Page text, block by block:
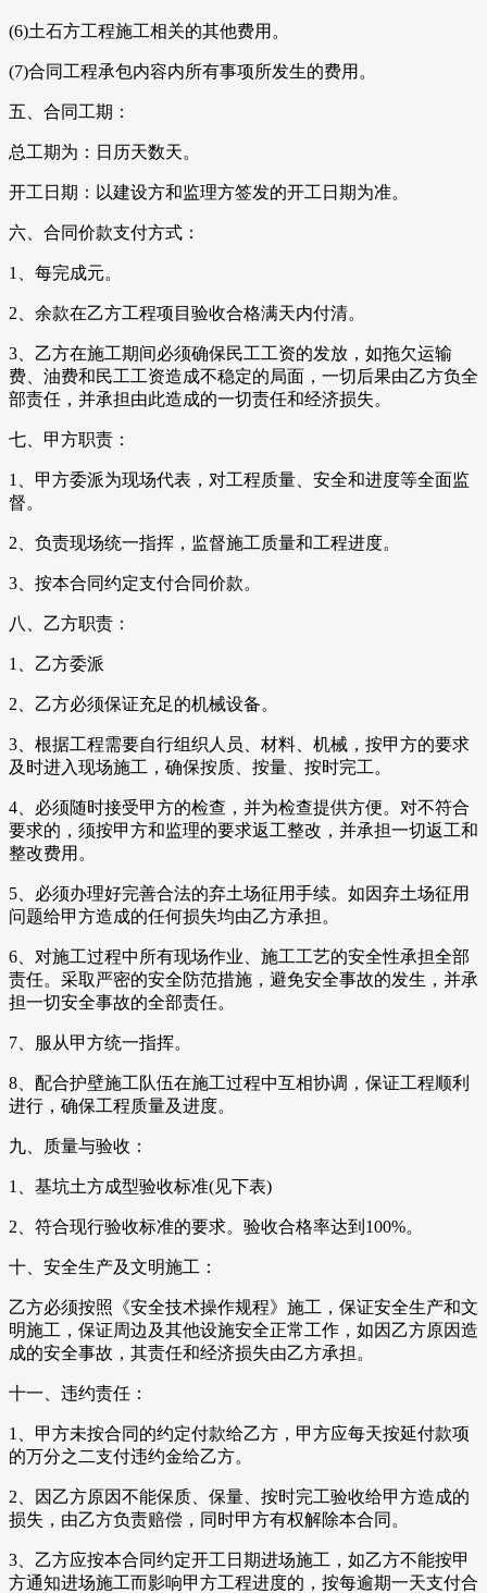
(6)土石方工程施工相关的其他费用。
(7)合同工程承包内容内所有事项所发生的费用。
五、合同工期：
总工期为：日历天数天。
开工日期：以建设方和监理方签发的开工日期为准。
六、合同价款支付方式：
1、每完成元。
2、余款在乙方工程项目验收合格满天内付清。
3、乙方在施工期间必须确保民工工资的发放，如拖欠运输
费、油费和民工工资造成不稳定的局面，一切后果由乙方负全
部责任，并承担由此造成的一切责任和经济损失。
七、甲方职责：
1、甲方委派为现场代表，对工程质量、安全和进度等全面监
督。
2、负责现场统一指挥，监督施工质量和工程进度。
3、按本合同约定支付合同价款。
八、乙方职责：
1、乙方委派
2、乙方必须保证充足的机械设备。
3、根据工程需要自行组织人员、材料、机械，按甲方的要求
及时进入现场施工，确保按质、按量、按时完工。
4、必须随时接受甲方的检查，并为检查提供方便。对不符合
要求的，须按甲方和监理的要求返工整改，并承担一切返工和
整改费用。
5、必须办理好完善合法的弃土场征用手续。如因弃土场征用
问题给甲方造成的任何损失均由乙方承担。
6、对施工过程中所有现场作业、施工工艺的安全性承担全部
责任。采取严密的安全防范措施，避免安全事故的发生，并承
担一切安全事故的全部责任。
7、服从甲方统一指挥。
8、配合护壁施工队伍在施工过程中互相协调，保证工程顺利
进行，确保工程质量及进度。
九、质量与验收：
1、基坑土方成型验收标准(见下表)
2、符合现行验收标准的要求。验收合格率达到100%。
十、安全生产及文明施工：
乙方必须按照《安全技术操作规程》施工，保证安全生产和文
明施工，保证周边及其他设施安全正常工作，如因乙方原因造
成的安全事故，其责任和经济损失由乙方承担。
十一、违约责任：
1、甲方未按合同的约定付款给乙方，甲方应每天按延付款项
的万分之二支付违约金给乙方。
2、因乙方原因不能保质、保量、按时完工验收给甲方造成的
损失，由乙方负责赔偿，同时甲方有权解除本合同。
3、乙方应按本合同约定开工日期进场施工，如乙方不能按甲
方通知进场施工而影响甲方工程进度的，按每逾期一天支付合